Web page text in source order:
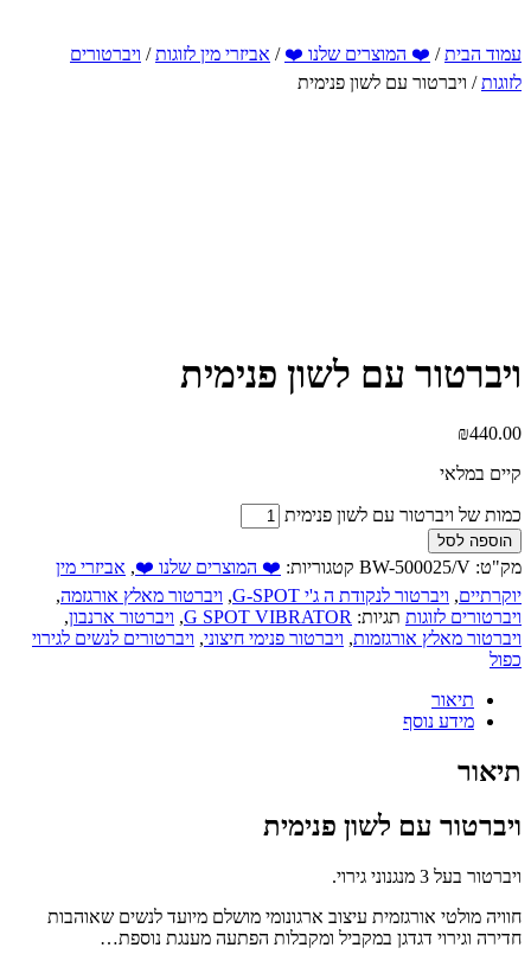
עמוד הבית/ ❤️ המוצרים שלנו ❤️ / אביזרי מין לזוגות/ ויברטורים
לזוגות/ ויברטור עם לשון פנימית
ויברטור עם לשון פנימית
₪440.00
קיים במלאי
כמות של ויברטור עם לשון פנימית
הוספה לסל
מק"ט: BW-500025/V קטגוריות: ❤️ המוצרים שלנו ❤️, אביזרי מין
יוקרתיים, ויברטור לנקודת ה ג'י G-SPOT , ויברטור מאלץ אורגזמה,
ויברטורים לזוגות תגיות: G SPOT VIBRATOR
, ויברטור ארנבון,
ויברטור מאלץ אורגזמות, ויברטור פנימי חיצוני, ויברטורים לנשים לגירוי
כפול
תיאור
מידע נוסף
תיאור
ויברטור עם לשון פנימית
ויברטור בעל 3 מנגנוני גירוי.
חוויה מולטי אורגזמית עיצוב ארגונומי מושלם מיועד לנשים שאוהבות
חדירה וגירוי דגדגן במקביל ומקבלות הפתעה מענגת נוספת…